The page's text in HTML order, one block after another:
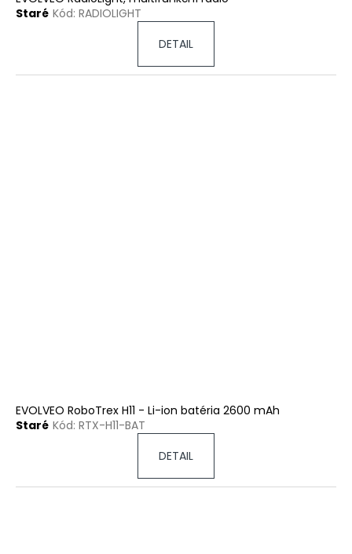
Staré Kód: RADIOLIGHT
DETAIL
EVOLVEO RoboTrex H11 - Li-ion batéria 2600 mAh
Staré Kód: RTX-H11-BAT
DETAIL